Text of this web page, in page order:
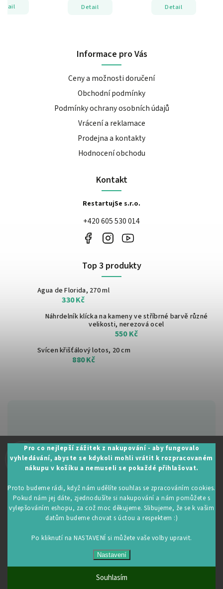
Pro co nejlepší zážitek z nakupování - aby fungovalo
vyhledávání, abyste se kdykoli mohli vrátit k rozpracovaném
nákupu v košíku a nemuseli se pokaždé přihlašovat.
Proto budeme rádi, když nám udělíte souhlas se zpracováním cookies.
Pokud nám jej dáte, zjednodušíte si nakupování a nám pomůžete s
vylepšováním eshopu, za což moc děkujeme. Slibujeme, že se k vašim
datům budeme chovat s úctou a respektem :)
Po kliknutí na NASTAVENÍ si můžete vaše volby upravit.
Nastavení
Souhlasím
Detail Detail
Zákaznická podpora:
+420 605 530 014
Informace pro Vás
Ceny a možnosti doručení
Obchodní podmínky
Podmínky ochrany osobních údajů
Vrácení a reklamace
Prodejna a kontakty
Hodnocení obchodu
Kontakt
RestartujSe s.r.o.
+420 605 530 014
Top 3 produkty
Agua de Florida, 270 ml
330 Kč
Náhrdelník klícka na kameny ve stříbrné barvě různé
velikosti, nerezová ocel
550 Kč
Svícen křišťálový lotos, 20 cm
880 Kč
Upravit nastavení cookies
VytvořilShoptet| Design